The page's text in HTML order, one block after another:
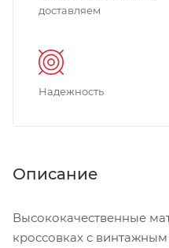
доставляем
Надежность
Описание
Высококачественные
кроссовках с